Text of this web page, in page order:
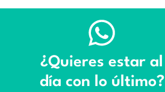
¿Quieres estar al
día con lo último?